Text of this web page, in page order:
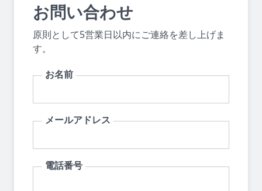
お問い合わせ
原則として5営業日以内にご連絡を差し上げま
す。
お名前
メールアドレス
電話番号